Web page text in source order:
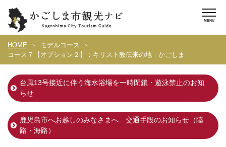
HOME
モデルコース
コース７【オプション２】：キリスト教伝来の地 かごしま
台風13号接近に伴う海水浴場を一時閉鎖・遊泳禁止のお知
らせ
鹿児島市へお越しのみなさまへ 交通手段のお知らせ（陸
路・海路）